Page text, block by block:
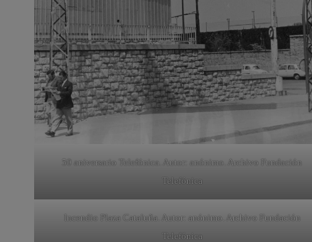
50 aniversario Telefónica. Autor: anónimo. Archivo Fundación
Telefónica
Incendio Plaza Cataluña. Autor: anónimo. Archivo Fundación
Telefónica